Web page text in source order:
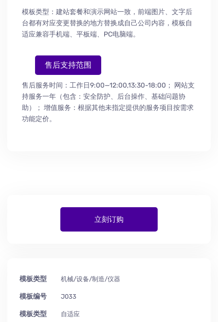
模板类型：建站套餐和演示网站一致，前端图片、文字后
台都有对应变更替换的地方替换成自己公司内容，模板自
适应兼容手机端、平板端、PC电脑端。
售后支持范围
售后服务时间：工作日9:00—12:00,13:30-18:00；
网站支
持服务一年（包含：安全防护、 后台操作、 基础问题协
助）
； 增值服务：根据其他未指定提供的服务项目按需求
功能定价。
立刻订购
模板类型 机械/设备/制造/仪器
模板编号 J033
模板类型 自适应